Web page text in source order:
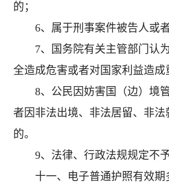
的；
6、属于刑事案件被告人或者
7、国务院有关主管部门认为
全造成危害或者对国家利益造成
8、公民因妨害国（边）境管
者因非法出境、非法居留、非法
的。
9、法律、行政法规规定不予
十一、电子普通护照有效期